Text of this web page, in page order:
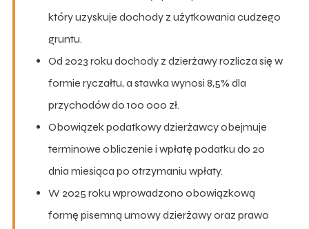
który uzyskuje dochody z użytkowania cudzego
gruntu.
Od 2023 roku dochody z dzierżawy rozlicza się w
formie ryczałtu, a stawka wynosi 8,5% dla
przychodów do 100 000 zł.
Obowiązek podatkowy dzierżawcy obejmuje
terminowe obliczenie i wpłatę podatku do 20
dnia miesiąca po otrzymaniu wpłaty.
W 2025 roku wprowadzono obowiązkową
formę pisemną umowy dzierżawy oraz prawo